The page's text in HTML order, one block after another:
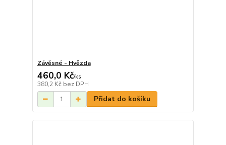
Závěsné - Hvězda
460,0 Kč/ks
380,2 Kč bez DPH
Přidat do košíku